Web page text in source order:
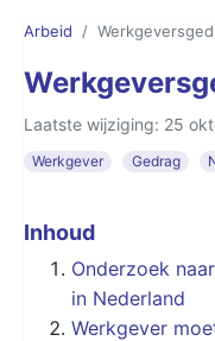
Arbeid
Laatste wijziging: 25
Werkgever Gedrag
Inhoud
Onderzoek
in Nederland
Werkgever